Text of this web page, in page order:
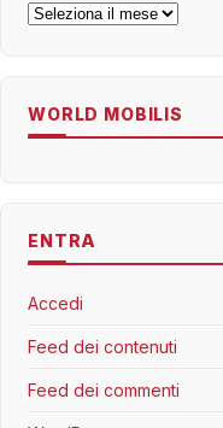
Archivi
WORLD MOBILIS
ENTRA
Accedi
Feed dei contenuti
Feed dei commenti